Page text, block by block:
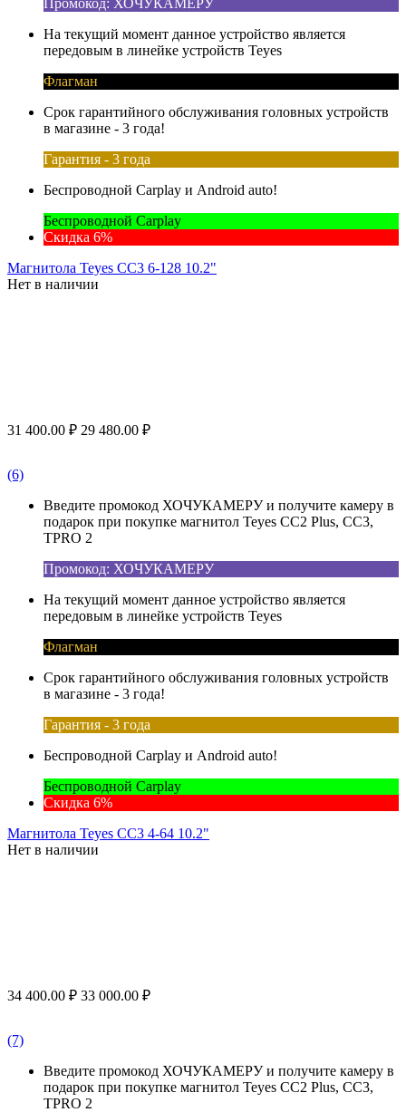
На текущий момент данное устройство является
передовым в линейке устройств Teyes
Флагман
Срок гарантийного обслуживания головных устройств
в магазине - 3 года!
Гарантия - 3 года
Беспроводной Carplay и Android auto!
Беспроводной Carplay
Скидка 6%
Магнитола Teyes CC3 6-128 10.2"
Нет в наличии
31 400.00 ₽ 29 480.00 ₽
(6)
Введите промокод ХОЧУКАМЕРУ и получите камеру в
подарок при покупке магнитол Teyes CC2 Plus, CC3,
TPRO 2
Промокод: ХОЧУКАМЕРУ
На текущий момент данное устройство является
передовым в линейке устройств Teyes
Флагман
Срок гарантийного обслуживания головных устройств
в магазине - 3 года!
Гарантия - 3 года
Беспроводной Carplay и Android auto!
Беспроводной Carplay
Скидка 6%
Магнитола Teyes CC3 4-64 10.2"
Нет в наличии
34 400.00 ₽ 33 000.00 ₽
(7)
Введите промокод ХОЧУКАМЕРУ и получите камеру в
подарок при покупке магнитол Teyes CC2 Plus, CC3,
TPRO 2